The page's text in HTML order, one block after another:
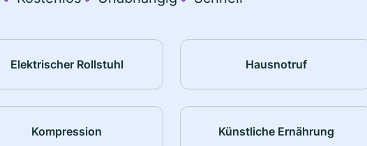
Elektrischer Rollstuhl Hausnotruf
Kompression Künstliche Ernährung